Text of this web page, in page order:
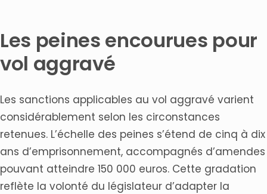
Les peines encourues pour
vol aggravé
Les sanctions applicables au vol aggravé varient
considérablement selon les circonstances
retenues. L’échelle des peines s’étend de cinq à dix
ans d’emprisonnement, accompagnés d’amendes
pouvant atteindre 150 000 euros. Cette gradation
reflète la volonté du législateur d’adapter la